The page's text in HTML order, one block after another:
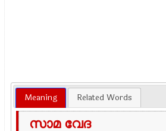
Meaning Related Words
സാമ വേദ